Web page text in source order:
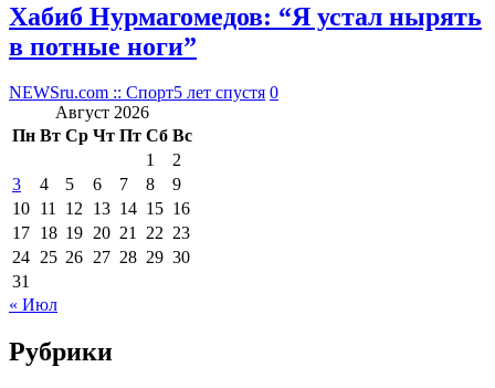
Хабиб Нурмагомедов: “Я устал нырять
в потные ноги”
NEWSru.com :: Спорт5 лет спустя 0
Август 2026
Пн Вт Ср Чт Пт Сб Вс
1
2
3
4 5 6 7 8
9
10 11 12 13 14 15 16
17 18 19 20 21 22 23
24 25 26 27 28 29 30
31
« Июл
Рубрики